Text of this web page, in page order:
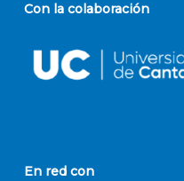
Con la colaboración
En red con